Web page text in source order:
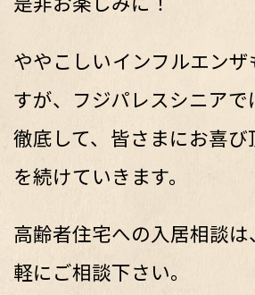
ややこしいインフルエン
すが、フジパレスシニアで
徹底して、皆さまにお喜び
を続けていきます。
高齢者住宅への入居相談
軽にご相談下さい。